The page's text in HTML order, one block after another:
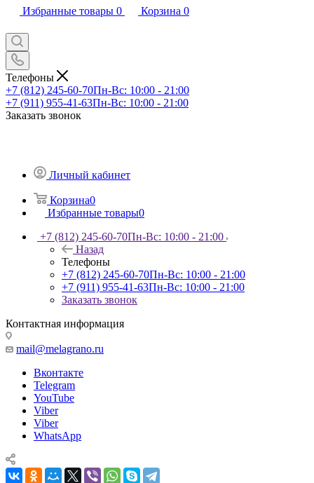
Избранные товары 0 Корзина 0
Телефоны
+7 (812) 245-60-70Пн-Вс: 10:00 - 21:00
+7 (911) 955-41-63Пн-Вс: 10:00 - 21:00
Заказать звонок
Личный кабинет
Корзина0
Избранные товары0
+7 (812) 245-60-70Пн-Вс: 10:00 - 21:00
Назад
Телефоны
+7 (812) 245-60-70Пн-Вс: 10:00 - 21:00
+7 (911) 955-41-63Пн-Вс: 10:00 - 21:00
Заказать звонок
Контактная информация
mail@melagrano.ru
Вконтакте
Telegram
YouTube
Viber
Viber
WhatsApp